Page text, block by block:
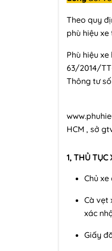
Theo quy
phù hiệu
Phù hiệu
63/2014/
Thông tư
HCM , sở
1, THỦ TỤC
Chủ
Cà vẹt
xác
Giấy